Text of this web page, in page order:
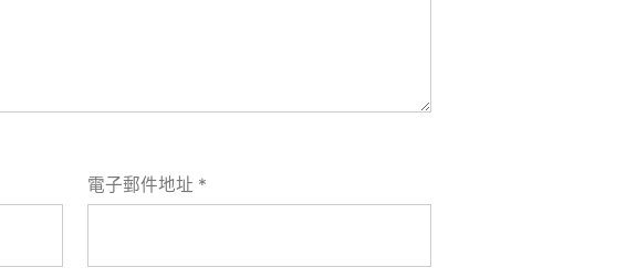
電子郵件地址 *